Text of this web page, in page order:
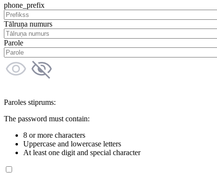
phone_prefix
Tālruņa numurs
Parole
Paroles stiprums:
The password must contain:
8 or more characters
Uppercase and lowercase letters
At least one digit and special character